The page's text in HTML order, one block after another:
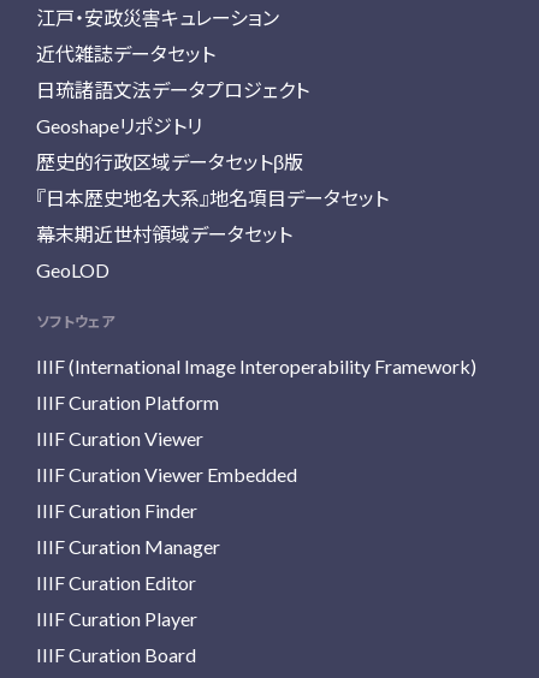
江戸・安政災害キュレーション
近代雑誌データセット
日琉諸語文法データプロジェクト
Geoshapeリポジトリ
歴史的行政区域データセットβ版
『日本歴史地名大系』地名項目データセット
幕末期近世村領域データセット
GeoLOD
ソフトウェア
IIIF (International Image Interoperability Framework)
IIIF Curation Platform
IIIF Curation Viewer
IIIF Curation Viewer Embedded
IIIF Curation Finder
IIIF Curation Manager
IIIF Curation Editor
IIIF Curation Player
IIIF Curation Board